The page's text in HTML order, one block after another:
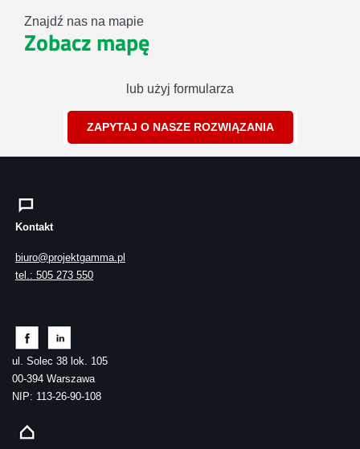
Znajdź nas na mapie
Zobacz mapę
lub użyj formularza
ZAPYTAJ O NASZE ROZWIĄZANIA
Kontakt
biuro@projektgamma.pl
tel.: 505 273 550
ul. Solec 38 lok. 105
00-394 Warszawa
NIP: 113-26-90-108